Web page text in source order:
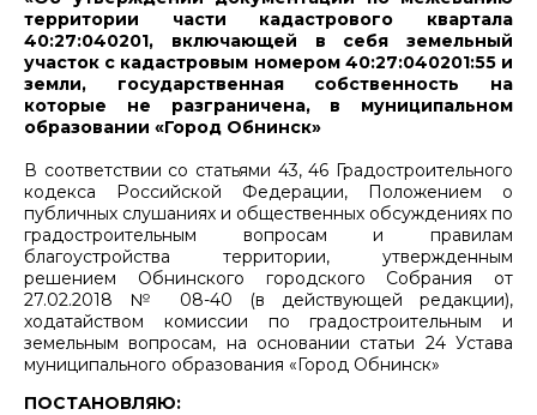
территории части кадастрового квартала
40:27:040201, включающей в себя земельный
участок с кадастровым номером 40:27:040201:55 и
земли, государственная собственность на
которые не разграничена, в муниципальном
образовании «Город Обнинск»
В соответствии со статьями 43, 46 Градостроительного
кодекса Российской Федерации, Положением о
публичных слушаниях и общественных обсуждениях по
градостроительным вопросам и правилам
благоустройства территории, утвержденным
решением Обнинского городского Собрания от
27.02.2018 № 08-40 (в действующей редакции),
ходатайством комиссии по градостроительным и
земельным вопросам, на основании статьи 24 Устава
муниципального образования «Город Обнинск»
ПОСТАНОВЛЯЮ: